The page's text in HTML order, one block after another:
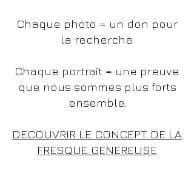
Chaque photo = un don pour
la recherche.
Chaque portrait = une preuve
que nous sommes plus forts
ensemble.
DECOUVRIR LE CONCEPT DE LA
FRESQUE GENEREUSE